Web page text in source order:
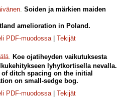
. Soiden ja märkien maiden
amelioration in Poland.
PDF-muodossa| Tekijät
. Koe ojatiheyden vaikutuksesta
lyhytkortisella nevalla.
ditch spacing on the initial
on small-sedge bog.
PDF-muodossa| Tekijät